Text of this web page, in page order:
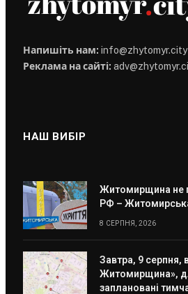
Напишіть нам: info@zhytomyr.city
Реклама на сайті:
НАШ ВИБІР
Житомирщина не
РФ –
8 СЕРПНЯ, 2026
Завтра, 9 серпня,
Житомирщина»,
заплановані